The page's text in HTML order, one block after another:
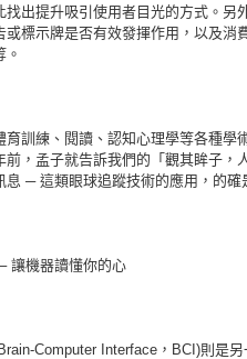
找出提升吸引使用者目光的方式。另
或標示牌是否有效發揮作用，以及消
。
育訓練、閱讀、認知心理學等各種學
前，孟子就告訴我們的「觀其眸子
息 ─ 這類眼球追蹤技術的應用，的確
讓機器讀懂你的心
Computer Interface，BCI)則是